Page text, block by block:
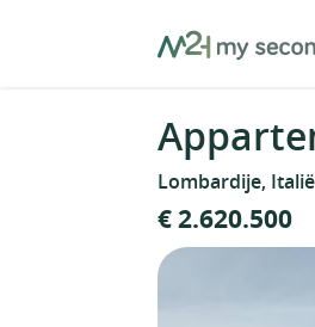
MySecondHome
Lombardije, Italië
€ 2.620.500